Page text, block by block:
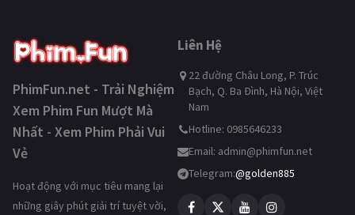
PhimFun.net - Trải Nghiệm
Xem Phim Fun Mượt Mà
Nhất - Xem Phim Phải Vui
Vẻ
Hoạt động với mục tiêu mang lại
những giây phút giải trí tuyệt vời,
Liên Hệ
22 đường Châu Long, P. Trúc
Bạch, Q. Ba Đình, Hà Nội, Việt
Nam
Hotline: 0985646233
Email: admin@phimfun.net
Telegram:@golden885